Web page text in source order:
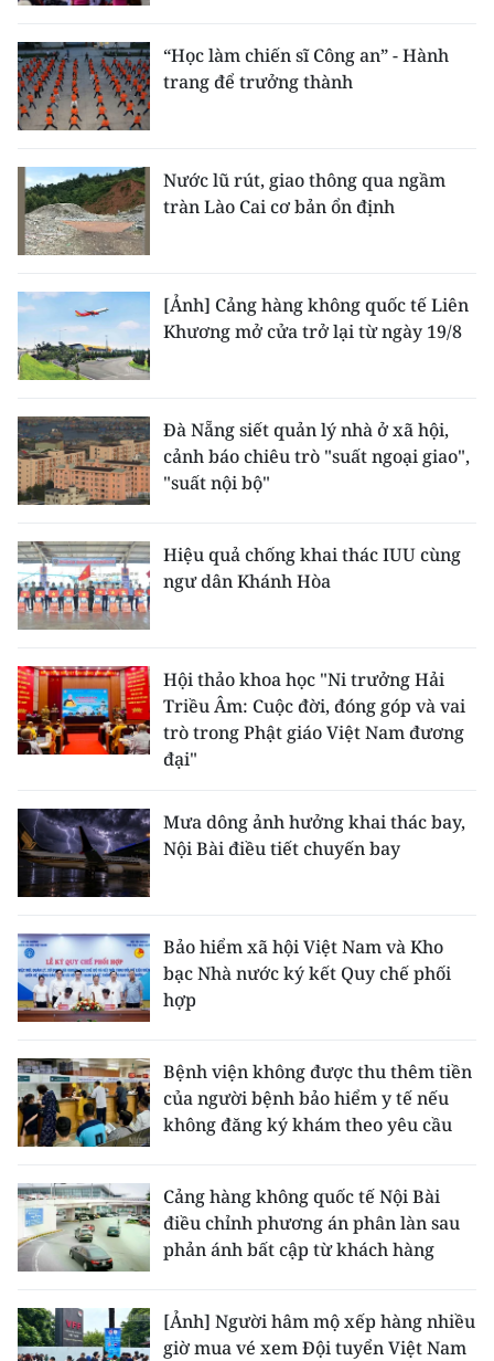
“Học làm chiến sĩ Công an” - Hành
trang để trưởng thành
Nước lũ rút, giao thông qua ngầm
tràn Lào Cai cơ bản ổn định
[Ảnh] Cảng hàng không quốc tế Liên
Khương mở cửa trở lại từ ngày 19/8
Đà Nẵng siết quản lý nhà ở xã hội,
cảnh báo chiêu trò "suất ngoại giao",
"suất nội bộ"
Hiệu quả chống khai thác IUU cùng
ngư dân Khánh Hòa
Hội thảo khoa học "Ni trưởng Hải
Triều Âm: Cuộc đời, đóng góp và vai
trò trong Phật giáo Việt Nam đương
đại"
Mưa dông ảnh hưởng khai thác bay,
Nội Bài điều tiết chuyến bay
Bảo hiểm xã hội Việt Nam và Kho
bạc Nhà nước ký kết Quy chế phối
hợp
Bệnh viện không được thu thêm tiền
của người bệnh bảo hiểm y tế nếu
không đăng ký khám theo yêu cầu
Cảng hàng không quốc tế Nội Bài
điều chỉnh phương án phân làn sau
phản ánh bất cập từ khách hàng
[Ảnh] Người hâm mộ xếp hàng nhiều
giờ mua vé xem Đội tuyển Việt Nam